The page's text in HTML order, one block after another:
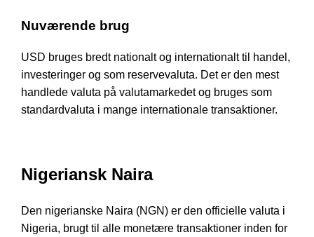
Nuværende brug
USD bruges bredt nationalt og internationalt til handel,
investeringer og som reservevaluta. Det er den mest
handlede valuta på valutamarkedet og bruges som
standardvaluta i mange internationale transaktioner.
Nigeriansk Naira
Den nigerianske Naira (NGN) er den officielle valuta i
Nigeria, brugt til alle monetære transaktioner inden for